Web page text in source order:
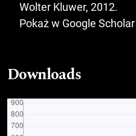
Wolter Kluwer, 2012.
Pokaż w Google Scholar
Downloads